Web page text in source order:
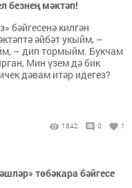
безнең мәктәп!
бәйгесенә килгән
әйбәт укыйм, –
– дип тормыйм. Букчам
Мин үзем дә бик
дәвам итәр идегез?
1842 0 1
төбәкара бәйгесе